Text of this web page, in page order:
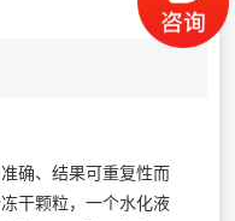
确、结果可重复性而
干颗粒，一个水化液